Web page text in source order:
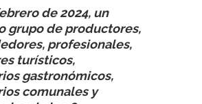
de 2024, un
grupo de productores,
profesionales,
turísticos,
gastronómicos,
comunales y